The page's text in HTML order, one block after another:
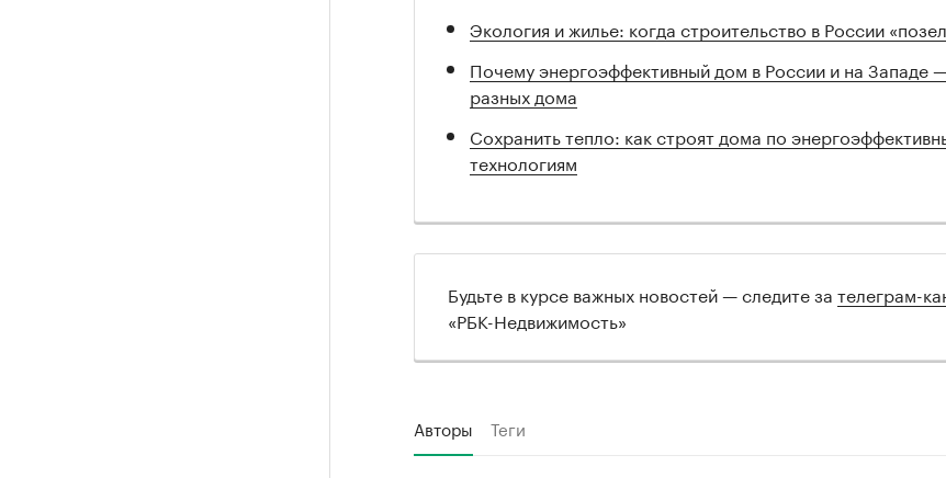
Экология и жилье: когда строительство в России
Почему энергоэффективный дом в России и на Западе
разных дома
Сохранить тепло: как строят дома по
технологиям
Будьте в курсе важных новостей — следите за телеграм-
«РБК-Недвижимость»
Авторы Теги